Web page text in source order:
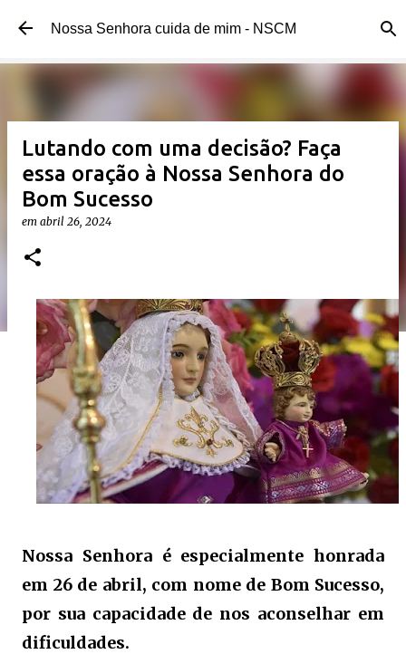
Pular para o conteúdo principal
Nossa Senhora cuida de mim - NSCM
Lutando com uma decisão? Faça
essa oração à Nossa Senhora do
Bom Sucesso
em abril 26, 2024
Nossa Senhora é especialmente honrada
em 26 de abril, com nome de Bom Sucesso,
por sua capacidade de nos aconselhar em
dificuldades.